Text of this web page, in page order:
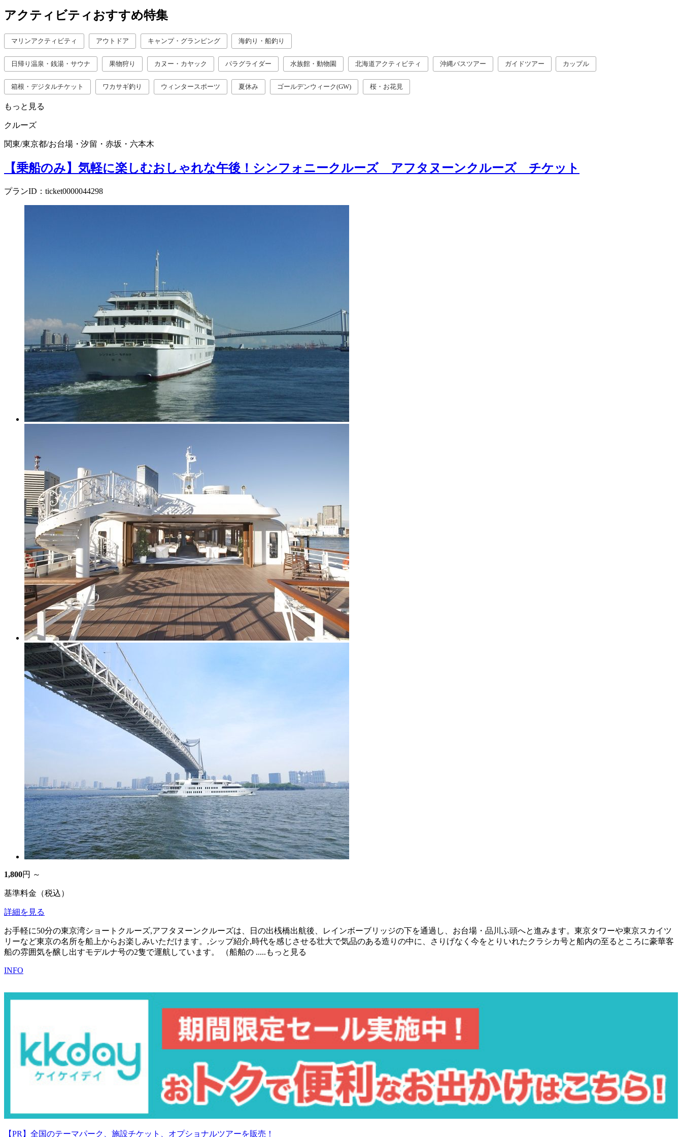
アクティビティおすすめ特集
マリンアクティビティ アウトドア キャンプ・グランピング 海釣り・船釣り
日帰り温泉・銭湯・サウナ 果物狩り カヌー・カヤック パラグライダー 水族館・動物園 北海道アクティビティ 沖縄バスツアー ガイドツアー カップル
箱根・デジタルチケット ワカサギ釣り ウィンタースポーツ 夏休み ゴールデンウィーク(GW) 桜・お花見
もっと見る
クルーズ
関東/東京都/お台場・汐留・赤坂・六本木
【乗船のみ】気軽に楽しむおしゃれな午後！シンフォニークルーズ アフタヌーンクルーズ チケット
プランID：ticket0000044298
1,800円 ～
基準料金（税込）
詳細を見る
お手軽に50分の東京湾ショートクルーズ,アフタヌーンクルーズは、日の出桟橋出航後、レインボーブリッジの下を通過し、お台場・品川ふ頭へと進みます。東京タワーや東京スカイツ
リーなど東京の名所を船上からお楽しみいただけます。,シップ紹介,時代を感じさせる壮大で気品のある造りの中に、さりげなく今をとりいれたクラシカ号と船内の至るところに豪華客
船の雰囲気を醸し出すモデルナ号の2隻で運航しています。 （船舶の .....もっと見る
INFO
【PR】全国のテーマパーク、施設チケット、オプショナルツアーを販売！